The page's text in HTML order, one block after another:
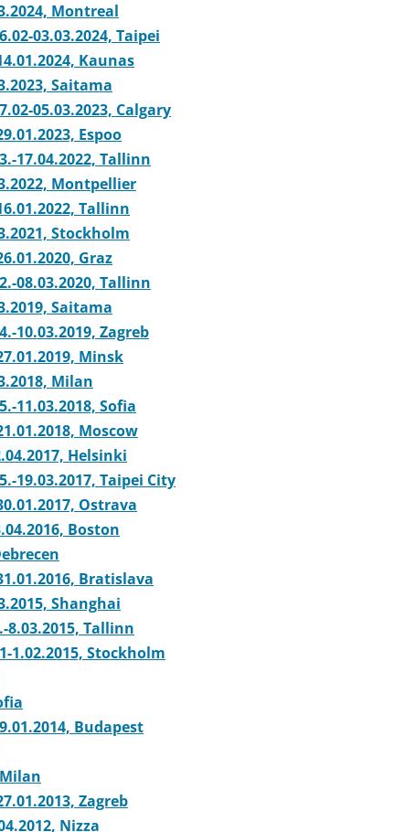
Montreal
03.03.2024, Taipei
Kaunas
Saitama
05.03.2023, Calgary
Espoo
17.04.2022, Tallinn
Montpellier
Tallinn
Stockholm
Graz
08.03.2020, Tallinn
Saitama
10.03.2019, Zagreb
Minsk
Milan
11.03.2018, Sofia
Moscow
Helsinki
19.03.2017, Taipei City
Ostrava
Boston
Bratislava
Shanghai
8.03.2015, Tallinn
1.02.2015, Stockholm
Budapest
Zagreb
Nizza